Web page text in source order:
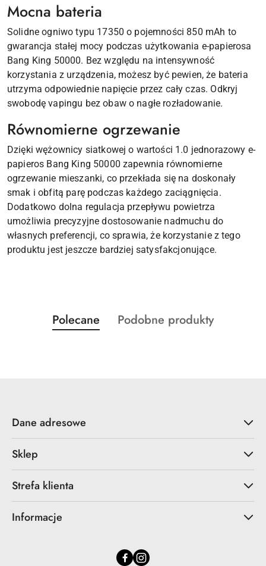
Mocna bateria
Solidne ogniwo typu 17350 o pojemności 850 mAh to
gwarancja stałej mocy podczas użytkowania e-papierosa
Bang King 50000. Bez względu na intensywność
korzystania z urządzenia, możesz być pewien, że bateria
utrzyma odpowiednie napięcie przez cały czas. Odkryj
swobodę vapingu bez obaw o nagłe rozładowanie.
Równomierne ogrzewanie
Dzięki wężownicy siatkowej o wartości 1.0 jednorazowy e-
papieros Bang King 50000 zapewnia równomierne
ogrzewanie mieszanki, co przekłada się na doskonały
smak i obfitą parę podczas każdego zaciągnięcia.
Dodatkowo dolna regulacja przepływu powietrza
umożliwia precyzyjne dostosowanie nadmuchu do
własnych preferencji, co sprawia, że korzystanie z tego
produktu jest jeszcze bardziej satysfakcjonujące.
Pomiń karuzelę produktów
Produkty
o
Polecane
Produkty
Podobne produkty
Dane adresowe
Sklep
Strefa klienta
Informacje